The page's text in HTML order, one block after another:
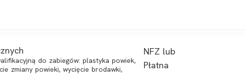
do zabiegów: plastyka powiek,
zmiany powieki, wycięcie brodawki,
NFZ lub
Płatna